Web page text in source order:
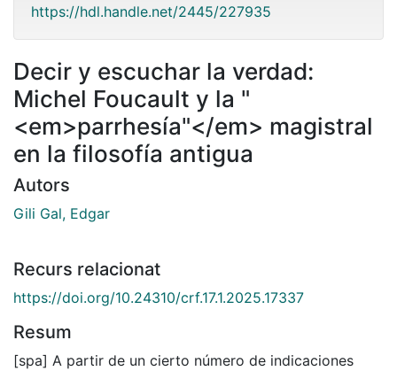
https://hdl.handle.net/2445/227935
Decir y escuchar la verdad:
Michel Foucault y la "
<em>parrhesía"</em> magistral
en la filosofía antigua
Autors
Gili Gal, Edgar
Recurs relacionat
https://doi.org/10.24310/crf.17.1.2025.17337
Resum
[spa] A partir de un cierto número de indicaciones